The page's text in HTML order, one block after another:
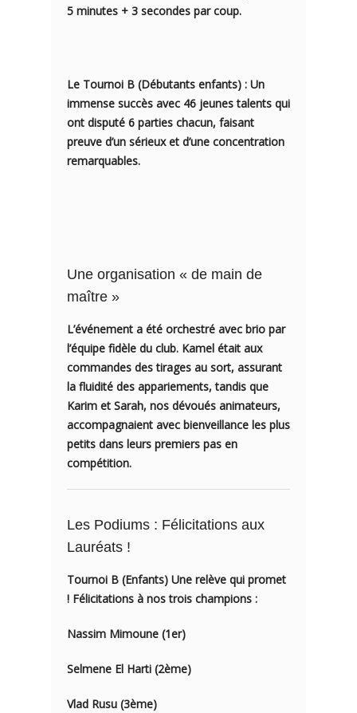
5 minutes + 3 secondes par coup.
Le Tournoi B (Débutants enfants) : Un
immense succès avec 46 jeunes talents qui
ont disputé 6 parties chacun, faisant
preuve d’un sérieux et d’une concentration
remarquables.
Une organisation « de main de
maître »
L’événement a été orchestré avec brio par
l’équipe fidèle du club. Kamel était aux
commandes des tirages au sort, assurant
la fluidité des appariements, tandis que
Karim et Sarah, nos dévoués animateurs,
accompagnaient avec bienveillance les plus
petits dans leurs premiers pas en
compétition.
Les Podiums : Félicitations aux
Lauréats !
Tournoi B (Enfants) Une relève qui promet
! Félicitations à nos trois champions :
Nassim Mimoune (1er)
Selmene El Harti (2ème)
Vlad Rusu (3ème)